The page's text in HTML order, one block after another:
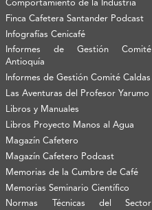
Comportamiento de la Industria
Finca Cafetera Santander Podcast
Infografías Cenicafé
Informes de Gestión Comité
Antioquía
Informes de Gestión Comité Caldas
Las Aventuras del Profesor Yarumo
Libros y Manuales
Libros Proyecto Manos al Agua
Magazín Cafetero
Magazín Cafetero Podcast
Memorias de la Cumbre de Café
Memorias Seminario Científico
Normas Técnicas del Sector